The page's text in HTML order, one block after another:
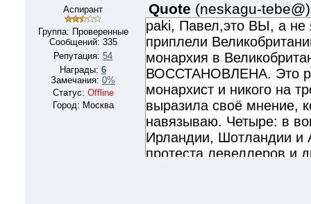
Аспирант
Группа: Проверенные
Сообщений: 335
Репутация: 54
Награды: 6
Замечания: 0%
Статус: Offline
Город: Москва
Quote (neskagu-tebe@)
paki, Павел,это ВЫ, а не
приплели
монархия в
ВОССТАНОВЛЕНА. Это
монархист и никого на
выразила своё мнение,
навязываю. Четыре: в
Ирландии, Шотландии и
протеста левеллеров и